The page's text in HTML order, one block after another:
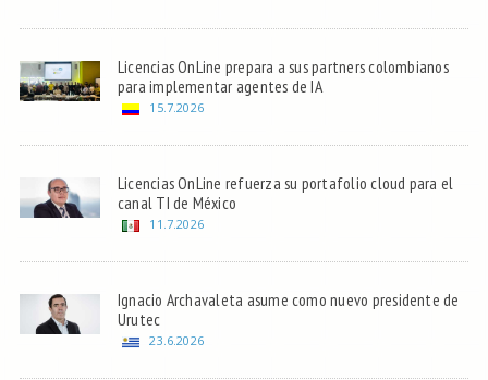
Licencias OnLine prepara a sus partners colombianos
para implementar agentes de IA
15.7.2026
Licencias OnLine refuerza su portafolio cloud para el
canal TI de México
11.7.2026
Ignacio Archavaleta asume como nuevo presidente de
Urutec
23.6.2026